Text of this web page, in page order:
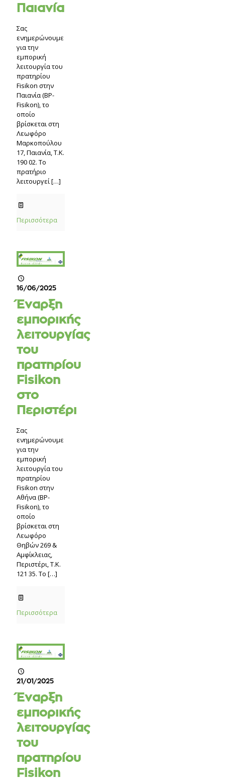
Παιανία
Σας
ενημερώνουμε
για την
εμπορική
λειτουργία του
πρατηρίου
Fisikon στην
Παιανία (BP-
Fisikon), το
οποίο
βρίσκεται στη
Λεωφόρο
Μαρκοπούλου
17, Παιανία, Τ.Κ.
190 02. Το
πρατήριο
λειτουργεί […]
Περισσότερα
16/06/2025
Έναρξη
εμπορικής
λειτουργίας
του
πρατηρίου
Fisikon
στο
Περιστέρι
Σας
ενημερώνουμε
για την
εμπορική
λειτουργία του
πρατηρίου
Fisikon στην
Αθήνα (BP-
Fisikon), το
οποίο
βρίσκεται στη
Λεωφόρο
Θηβών 269 &
Αμφίκλειας,
Περιστέρι, Τ.Κ.
121 35. Το […]
Περισσότερα
21/01/2025
Έναρξη
εμπορικής
λειτουργίας
του
πρατηρίου
Fisikon